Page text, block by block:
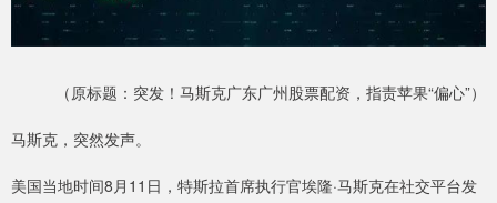
（原标题：突发！马斯克广东广州股票配资，指责苹果“偏心”）
马斯克，突然发声。
美国当地时间8月11日，特斯拉首席执行官埃隆·马斯克在社交平台发